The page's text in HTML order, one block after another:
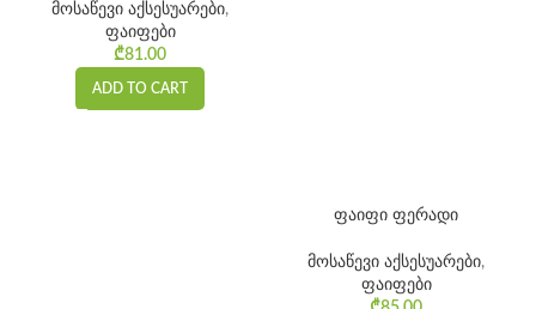
მოსაწევი აქსესუარები,
ფაიფები
₾81.00
ADD TO CART
ფაიფი ფერადი
მოსაწევი აქსესუარები,
ფაიფები